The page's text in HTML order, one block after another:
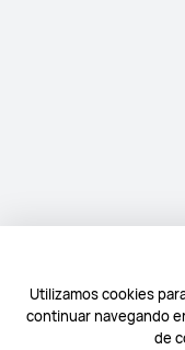
Utilizamos cookies
continuar navegando
de